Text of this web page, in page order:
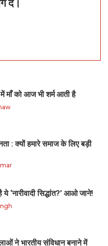
दें।
माँ को आज भी शर्म आती है
: क्यों हमारे समाज के लिए बड़ी
‘नारीवादी सिद्धांत?’ आओ जाने!
ने भारतीय संविधान बनाने में